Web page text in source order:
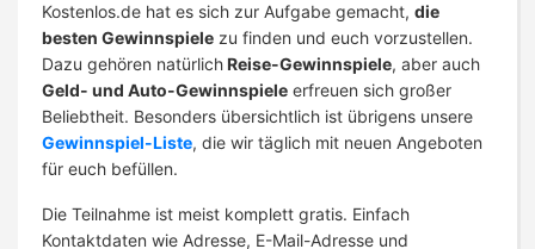
Kostenlos.de hat es sich zur Aufgabe gemacht, die
besten Gewinnspiele zu finden und euch vorzustellen.
Dazu gehören natürlichReise-Gewinnspiele, aber auch
Geld- und Auto-Gewinnspiele erfreuen sich großer
Beliebtheit. Besonders übersichtlich ist übrigens unsere
Gewinnspiel-Liste, die wir täglich mit neuen Angeboten
für euch befüllen.
Die Teilnahme ist meist komplett gratis. Einfach
Kontaktdaten wie Adresse, E-Mail-Adresse und